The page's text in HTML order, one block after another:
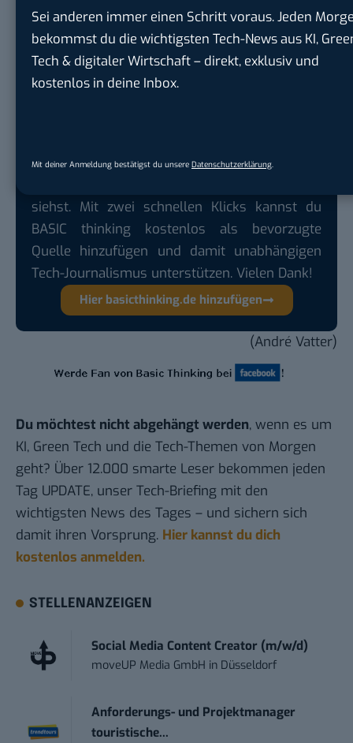
Sei anderen immer einen Schritt voraus. Jeden
bekommst du die wichtigsten Tech-News aus KI,
Tech & digitaler Wirtschaft – direkt, exklusiv und
kostenlos in deine Inbox.
Mit deiner Anmeldung bestätigst du unsere Datenschutzerklärung.
habe die Gruppe F.A.T. ein eigenes Auto präpariert –
und dieses kurzerhand zum offiziellen Street View-
Vehikel erklärt. Weitere Infos über die Geschichte
finden sichhierund hier.
Google lässt dich jetzt selbst bestimmen,
siehst. Mit zwei schnellen Klicks kannst du
BASIC thinking kostenlos als bevorzugte
Quelle hinzufügen und damit unabhängigen
Tech-Journalismus unterstützen. Vielen Dank!
Hier basicthinking.de hinzufügen
(André Vatter)
Du möchtest nicht abgehängt werden, wenn es um
KI, Green Tech und die Tech-Themen von Morgen
geht? Über 12.000 smarte Leser bekommen jeden
Tag UPDATE, unser Tech-Briefing mit den
wichtigsten News des Tages – und sichern sich
damit ihren Vorsprung. Hier kannst du dich
kostenlos anmelden.
STELLENANZEIGEN
Social Media Content Creator (m/w/d)
moveUP Media GmbH in Düsseldorf
Anforderungs- und Projektmanager
touristische...